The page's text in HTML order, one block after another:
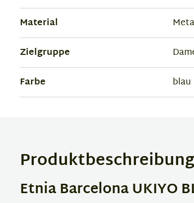
Material
Zielgruppe
Farbe
blau
Produktbeschreibung
Etnia Barcelona UKIYO